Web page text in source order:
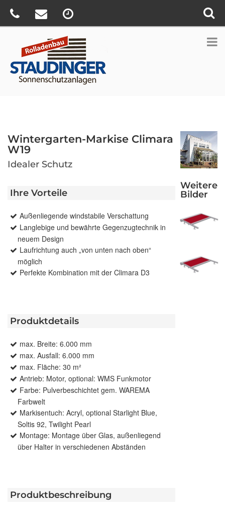
Wintergarten-Markise Climara
W19
Idealer Schutz
Ihre Vorteile
Außenliegende windstabile Verschattung
Langlebige und bewährte Gegenzugtechnik in
neuem Design
Laufrichtung auch „von unten nach oben“
möglich
Perfekte Kombination mit der Climara D3
Produktdetails
max. Breite: 6.000 mm
max. Ausfall: 6.000 mm
max. Fläche: 30 m²
Antrieb: Motor, optional: WMS Funkmotor
Farbe: Pulverbeschichtet gem. WAREMA
Farbwelt
Markisentuch: Acryl, optional Starlight Blue,
Soltis 92, Twilight Pearl
Montage: Montage über Glas, außenliegend
über Halter in verschiedenen Abständen
Produktbeschreibung
Weitere
Bilder